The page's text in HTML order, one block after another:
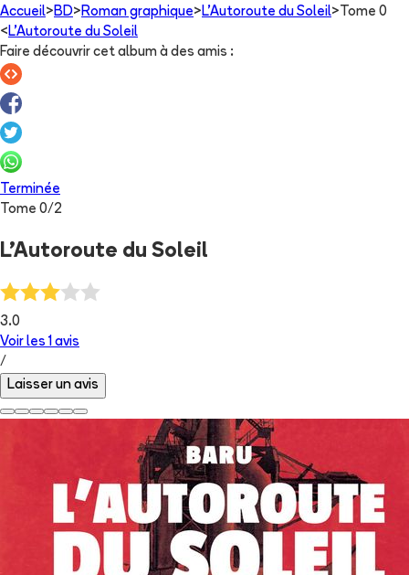
Accueil> BD> Roman graphique> L'Autoroute du Soleil> Tome 0
< L'Autoroute du Soleil
Faire découvrir cet album à des amis :
Terminée
Tome 0/2
L'Autoroute du Soleil
3.0
Voir les 1 avis
/
Laisser un avis